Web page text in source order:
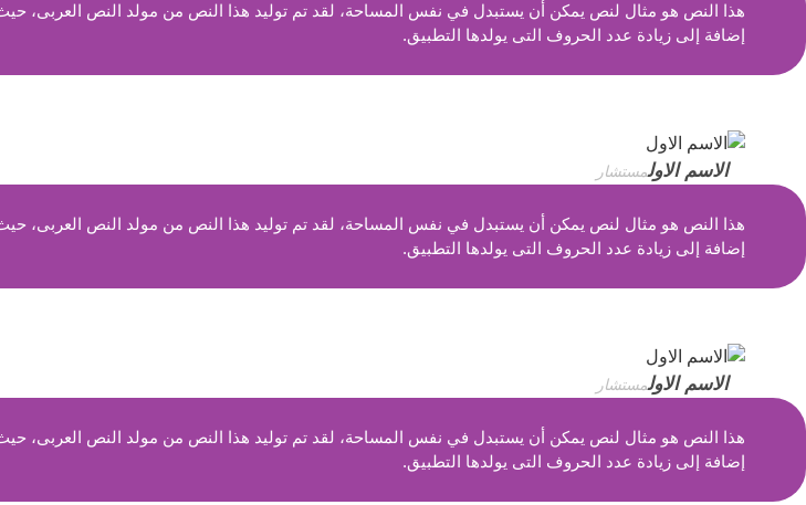
هذا النص هو مثال لنص يمكن أن يستبدل في نفس المساحة، لقد تم توليد هذا النص من مولد النص العربى،
إضافة إلى زيادة عدد الحروف التى يولدها التطبيق.
الاسم الاولمستشار
هذا النص هو مثال لنص يمكن أن يستبدل في نفس المساحة، لقد تم توليد هذا النص من مولد النص العربى،
إضافة إلى زيادة عدد الحروف التى يولدها التطبيق.
الاسم الاولمستشار
هذا النص هو مثال لنص يمكن أن يستبدل في نفس المساحة، لقد تم توليد هذا النص من مولد النص العربى،
إضافة إلى زيادة عدد الحروف التى يولدها التطبيق.